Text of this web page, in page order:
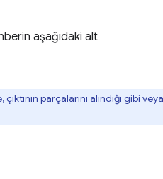
aşağıdaki alt
parçalarını alındığı gibi veya